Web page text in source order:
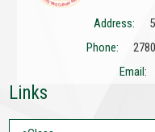
Address:
Phone:
Email:
Links